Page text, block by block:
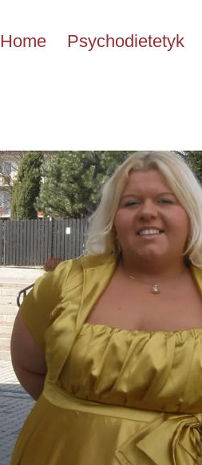
Home Psychodietetyk